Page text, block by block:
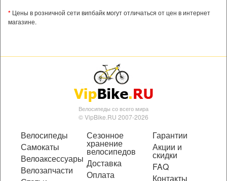
* Цены в розничной сети випбайк могут отличаться от цен в интернет
магазине.
Велосипеды со всего мира
© VipBike.RU 2007-2026
Велосипеды
Самокаты
Велоаксессуары
Велозапчасти
Сезонное
хранение
велосипедов
Доставка
Оплата
Гарантии
Акции и
скидки
FAQ
Контакты